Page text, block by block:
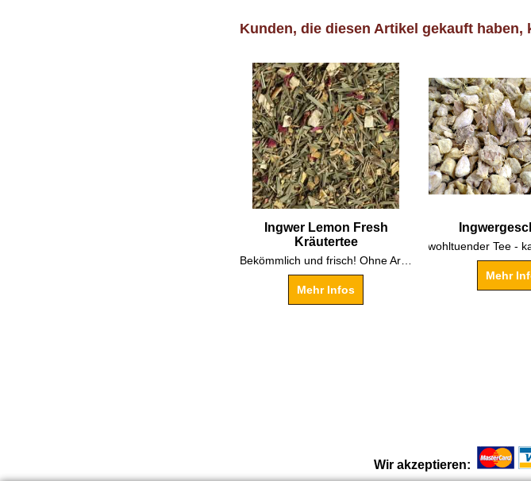
Kunden, die diesen Artikel gekauft haben,
Ingwer Lemon Fresh
Kräutertee
Bekömmlich und frisch! Ohne Aromazusatz.
Mehr Infos
Mehr
Wir akzeptieren: